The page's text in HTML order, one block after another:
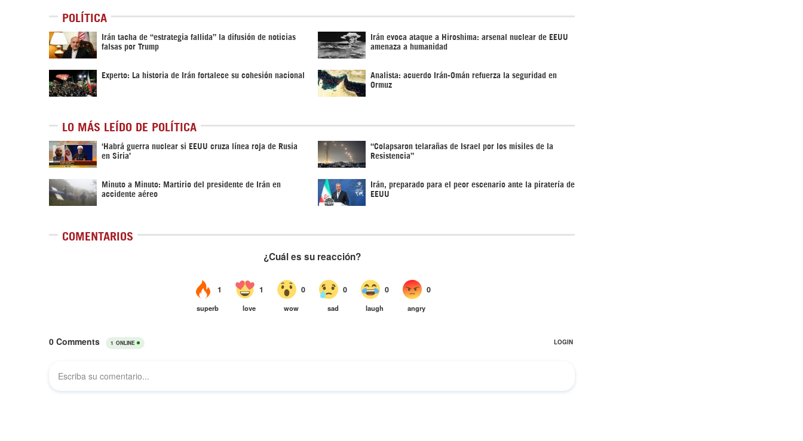
POLÍTICA
Irán tacha de “estrategia fallida” la difusión de noticias
falsas por Trump
Irán evoca ataque a Hiroshima: arsenal nuclear de EEUU
amenaza a humanidad
Experto: La historia de Irán fortalece su cohesión nacional Analista: acuerdo Irán-Omán refuerza la seguridad en
Ormuz
LO MÁS LEÍDO DE POLÍTICA
‎‘Habrá guerra nuclear si EEUU cruza línea roja de Rusia
en Siria’‎
“Colapsaron telarañas de Israel por los misiles de la
Resistencia”
Minuto a Minuto: Martirio del presidente de Irán en
accidente aéreo
Irán, preparado para el peor escenario ante la piratería de
EEUU
COMENTARIOS